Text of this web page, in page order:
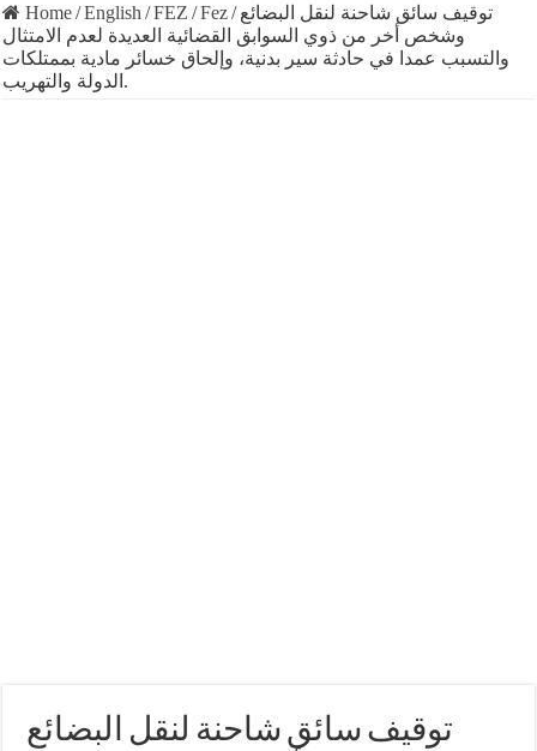
Home/English /FEZ /Fez/ توقيف سائق شاحنة لنقل البضائع
وشخص أخر من ذوي السوابق القضائية العديدة لعدم الامتثال
والتسبب عمدا في حادثة سير بدنية، وإلحاق خسائر مادية بممتلكات
الدولة والتهريب.
توقيف سائق شاحنة لنقل البضائع